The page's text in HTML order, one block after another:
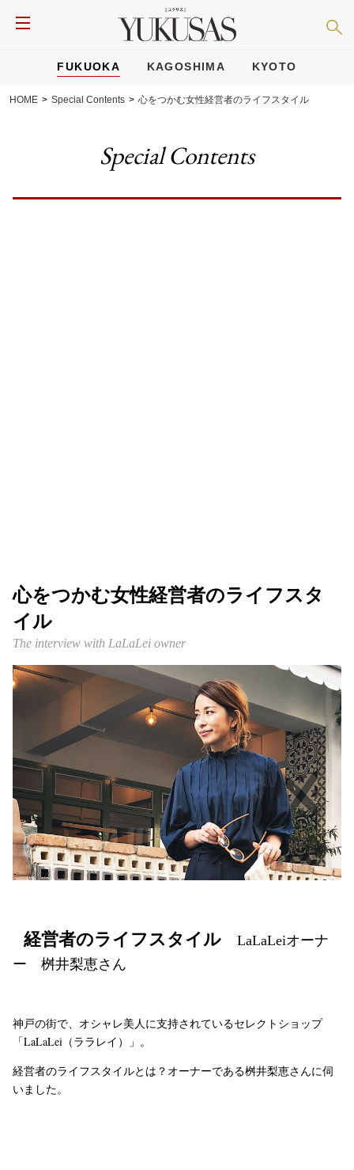
FUKUOKA KAGOSHIMA KYOTO
HOME > Special Contents > 心をつかむ女性経営者のライフスタイル
Special Contents
心をつかむ女性経営者のライフスタ
イル
The interview with LaLaLei owner
経営者のライフスタイル
LaLaLeiオーナ
ー 桝井梨恵さん
神戸の街で、オシャレ美人に支持されているセレクトショップ
「LaLaLei（ララレイ）」。
経営者のライフスタイルとは？オーナーである桝井梨恵さんに伺
いました。